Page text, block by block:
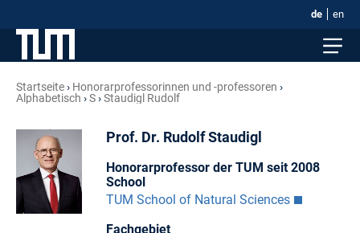
de en
Startseite
Honorar­professorinnen und -professoren
Alphabetisch
S Staudigl Rudolf
Prof. Dr. Rudolf Staudigl
Honorarprofessor der TUM seit 2008
School
TUM School of Natural Sciences
Fachgebiet